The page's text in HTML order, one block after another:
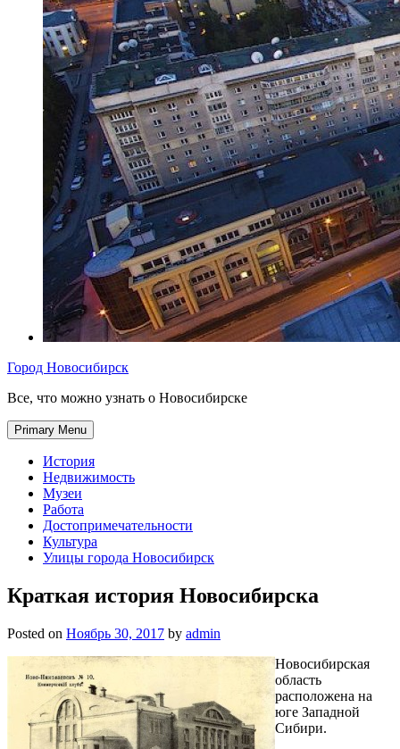
Город Новосибирск
Все, что можно узнать о Новосибирске
Primary Menu
История
Недвижимость
Музеи
Работа
Достопримечательности
Культура
Улицы города Новосибирск
Краткая история Новосибирска
Posted on Ноябрь 30, 2017 by admin
Новосибирская
область
расположена на
юге Западной
Сибири.